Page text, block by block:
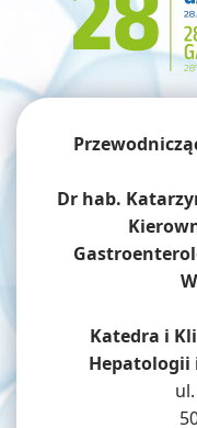
Dr hab.
Katedra i
Hepatologii